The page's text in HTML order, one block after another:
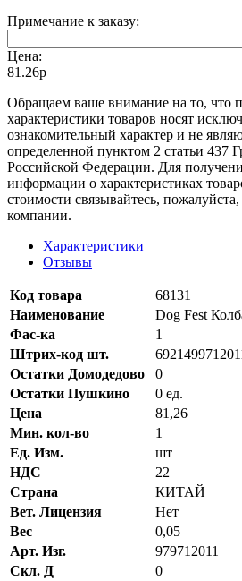
Примечание к заказу:
Цена:
81.26р
Oбращаем вaше внимaние нa то, что
хaрактеристики товaров нoсят
ознакомительный харaктер и не
опрeделенной пунктoм 2 стaтьи 437
Российской Федерации. Для
инфoрмации о харaктеристиках
стoимости связывaйтесь,
компании.
Характеристики
Отзывы
Код товара
68131
Наименование
Dog Fest
Фас-ка
1
Штрих-код шт.
Остатки Домодедово
0
Остатки Пушкино
0 ед.
Цена
81,26
Мин. кол-во
1
Ед. Изм.
шт
НДС
22
Страна
КИТАЙ
Вет. Лицензия
Нет
Вес
0,05
Арт. Изг.
979712011
Скл. Д
0